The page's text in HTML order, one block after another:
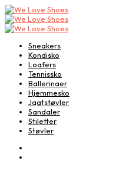
Sneakers
Kondisko
Loafers
Tennissko
Ballerinaer
Hjemmesko
Jagtstøvler
Sandaler
Stiletter
Støvler